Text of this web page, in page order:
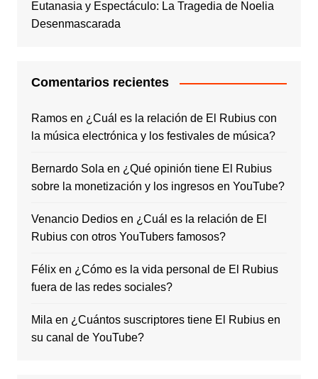
Eutanasia y Espectáculo: La Tragedia de Noelia
Desenmascarada
Comentarios recientes
Ramosen ¿Cuál es la relación de El Rubius con
la música electrónica y los festivales de música?
Bernardo Sola en ¿Qué opinión tiene El Rubius
sobre la monetización y los ingresos en YouTube?
Venancio Dediosen ¿Cuál es la relación de El
Rubius con otros YouTubers famosos?
Félixen ¿Cómo es la vida personal de El Rubius
fuera de las redes sociales?
Mila en ¿Cuántos suscriptores tiene El Rubius en
su canal de YouTube?